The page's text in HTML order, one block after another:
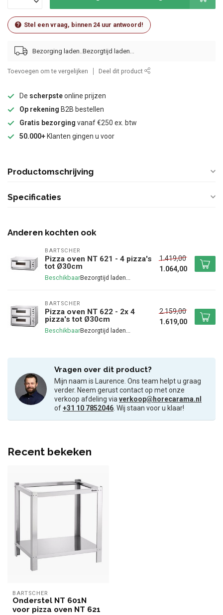
Stel een vraag, binnen 24 uur antwoord!
Bezorging laden..
Toevoegen om te vergelijken Deel dit product
De scherpsteonline prijzen
Op rekening B2B bestellen
Gratis bezorging vanaf €250 ex. btw
50.000+ Klanten gingen u voor
Productomschrijving
Specificaties
Anderen kochten ook
BARTSCHER
Pizza oven NT 621 - 4 pizza's
tot Ø30cm
Beschikbaar
1.419,00
1.064,00
BARTSCHER
Pizza oven NT 622 - 2x 4
pizza's tot Ø30cm
Beschikbaar
2.159,00
1.619,00
Vragen over dit product?
Mijn naam is Laurence. Ons team helpt u graag
verder. Neem gerust contact op met onze
verkoop afdeling viaverkoop@horecarama.nl
of+31 10 7852046. Wij staan voor u klaar!
Recent bekeken
BARTSCHER
Onderstel NT 601N
voor pizza oven NT 621